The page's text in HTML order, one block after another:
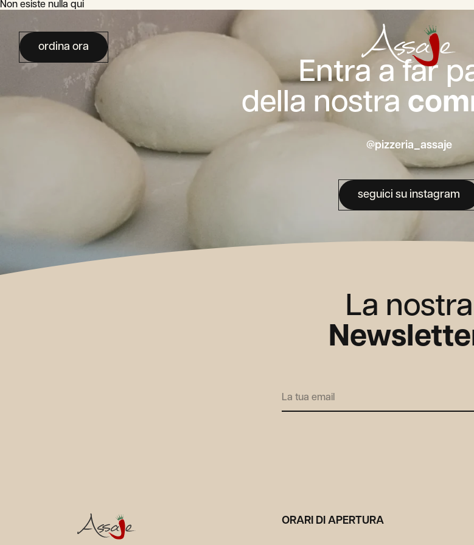
ordina ora
Non esiste nulla qui
Entra a far
della nostra
@pizzeria_assaje
seguici su instagram
La nostra
Alternative:
ORARI DI APERTURA